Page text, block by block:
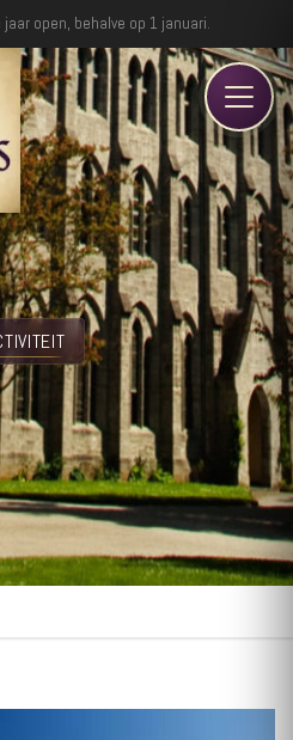
open, behalve op 1 januari.